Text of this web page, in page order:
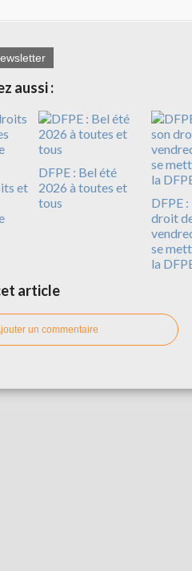
aussi :
et
DFPE : Bel été
2026 à toutes et
tous
DFPE
droit
se
la
article
un commentaire